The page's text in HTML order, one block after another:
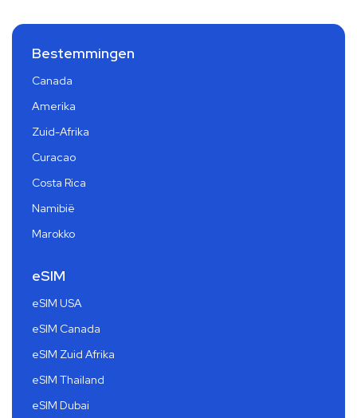
Bestemmingen
Canada
Amerika
Zuid-Afrika
Curacao
Costa Rica
Namibië
Marokko
eSIM
eSIM USA
eSIM Canada
eSIM Zuid Afrika
eSIM Thailand
eSIM Dubai